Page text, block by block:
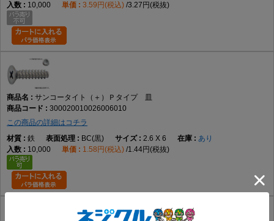
10,000
3.59円(税込) 3.27円(税抜)
サンコータイト（＋）Ｐタイプ 皿
300020010026006010
この商品の詳細はコチラ
鉄
BC(黒) 2.6 X 6
あり
10,000
1.58円(税込) 1.44円(税抜)